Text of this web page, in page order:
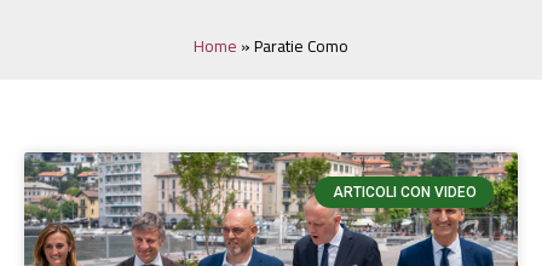
Home » Paratie Como
ARTICOLI CON VIDEO